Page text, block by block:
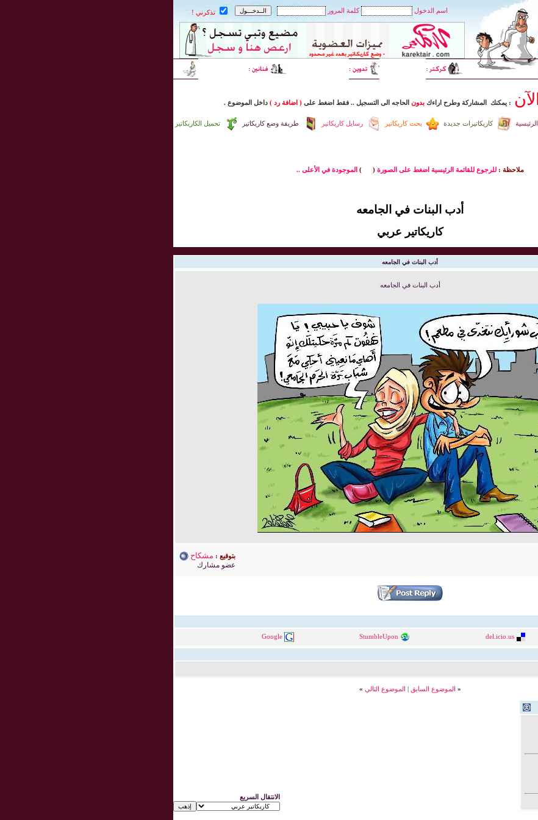
اسم الدخول كلمة المرور تذكرني !
الآن : يمكنك المشاركة وطرح اراءك بدون الحاجه الى التسجيل .. فقط اضغط على ( اضافة رد ) داخل الموضوع .
تحميل الكاريكاتير طريقة وضع كاريكاتير رسايل كاريكاتير بحث كاريكاتير كاريكاتيرات جديدة الرئيسية
ملاحظة : للرجوع للقائمة الرئيسية اضغط على الصورة(
) الموجودة في الأعلى ..
أدب البنات في الجامعه
كاريكاتير عربي
أدب البنات في الجامعه
أدب البنات في الجامعه
بتوقيع : مشكاح
عضو مشارك
del.icio.us
StumbleUpon
Google
« الموضوع السابق | الموضوع التالي »
الانتقال السريع